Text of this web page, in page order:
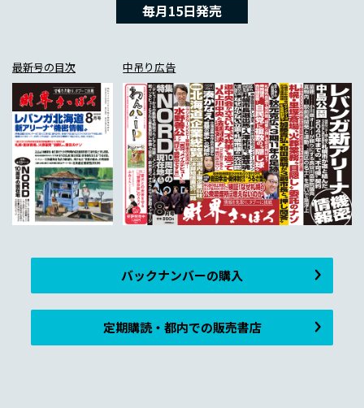
毎月15日発売
最新号の目次 中吊り広告
バックナンバーの購入
定期購読・都内での販売書店